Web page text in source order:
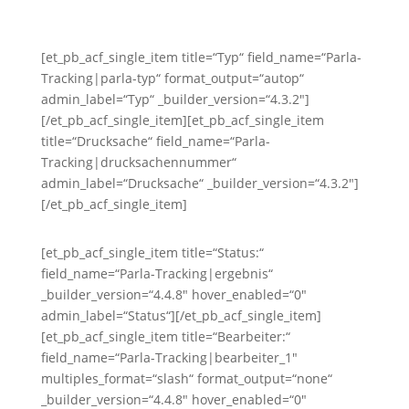
[et_pb_acf_single_item title=“Typ“ field_name=“Parla-
Tracking|parla-typ“ format_output=“autop“
admin_label=“Typ“ _builder_version=“4.3.2″]
[/et_pb_acf_single_item][et_pb_acf_single_item
title=“Drucksache“ field_name=“Parla-
Tracking|drucksachennummer“
admin_label=“Drucksache“ _builder_version=“4.3.2″]
[/et_pb_acf_single_item]
[et_pb_acf_single_item title=“Status:“
field_name=“Parla-Tracking|ergebnis“
_builder_version=“4.4.8″ hover_enabled=“0″
admin_label=“Status“][/et_pb_acf_single_item]
[et_pb_acf_single_item title=“Bearbeiter:“
field_name=“Parla-Tracking|bearbeiter_1″
multiples_format=“slash“ format_output=“none“
_builder_version=“4.4.8″ hover_enabled=“0″